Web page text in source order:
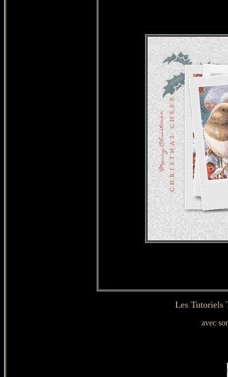
Les Tutoriels
avec